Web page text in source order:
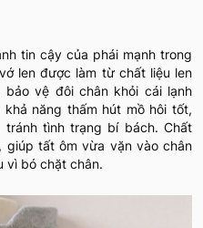
tin cậy của phái mạnh trong
len được làm từ chất liệu len
vệ đôi chân khỏi cái lạnh
năng thấm hút mồ hôi tốt,
tình trạng bí bách. Chất
giúp tất ôm vừa vặn vào chân
vì bó chặt chân.